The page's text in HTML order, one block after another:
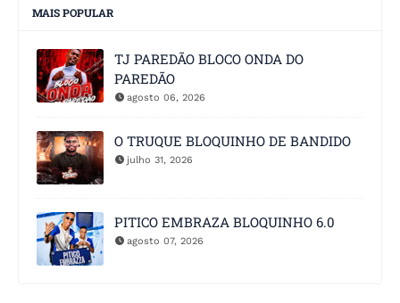
MAIS POPULAR
TJ PAREDÃO BLOCO ONDA DO
PAREDÃO
agosto 06, 2026
O TRUQUE BLOQUINHO DE BANDIDO
julho 31, 2026
PITICO EMBRAZA BLOQUINHO 6.0
agosto 07, 2026